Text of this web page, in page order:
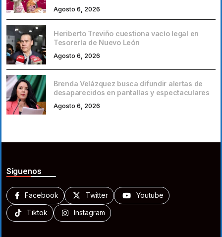
Agosto 6, 2026
Heriberto Treviño cuestiona vacío legal en
Tesorería de Nuevo León
Agosto 6, 2026
Brenda Velázquez busca difundir alertas de
desaparecidos en pantallas y espectaculares
Agosto 6, 2026
Síguenos
Facebook Twitter Youtube
Tiktok Instagram